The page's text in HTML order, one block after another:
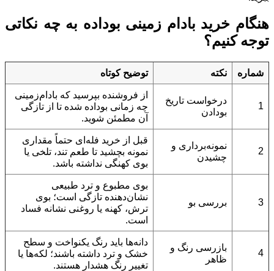
هنگام خرید بادام زمینی بوداده به چه نکاتی
توجه کنیم؟
شماره نکته توضیح کوتاه
1
درخواست تاریخ
بودادن
از فروشنده بپرسید که بادام‌زمینی
چه زمانی بوداده شده تا از تازگی
آن مطمئن شوید.
2
نمونه‌برداری و
چشیدن
قبل از خرید فله‌ای حتماً مقداری
نمونه بچشید تا طعم تند، تلخی یا
بوی کهنگی نداشته باشد.
3 بررسی بو
بوی مطبوع و ترد طبیعی
نشان‌دهنده تازگی است؛ بوی
ترش، کهنه یا روغنی نشانه فساد
است.
4
بازرسی رنگ و
ظاهر
دانه‌ها باید رنگ یکنواخت و سطح
خشک و ترد داشته باشند؛ لکه‌ها یا
تغییر رنگ هشدار هستند.